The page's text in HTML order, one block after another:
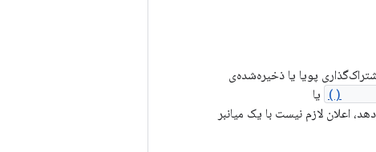
پویا یا ذخیره‌شده‌ی
یا
را هدف قرار می‌دهد، اعلان لازم نیست با یک میانبر